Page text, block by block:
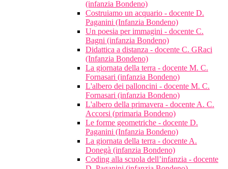
(infanzia Bondeno)
Costruiamo un acquario - docente D.
Paganini (Infanzia Bondeno)
Un poesia per immagini - docente C.
Bagni (infanzia Bondeno)
Didattica a distanza - docente C. GRaci
(Infanzia Bondeno)
La giornata della terra - docente M. C.
Fornasari (infanzia Bondeno)
L'albero dei palloncini - docente M. C.
Fornasari (infanzia Bondeno)
L'albero della primavera - docente A. C.
Accorsi (primaria Bondeno)
Le forme geometriche - docente D.
Paganini (Infanzia Bondeno)
La giornata della terra - docente A.
Donegà (infanzia Bondeno)
Coding alla scuola dell’infanzia - docente